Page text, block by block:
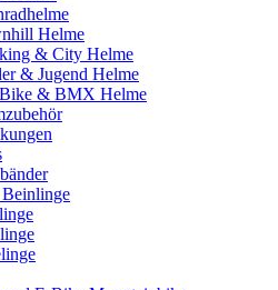
Helme
& City Helme
& Jugend Helme
& BMX Helme